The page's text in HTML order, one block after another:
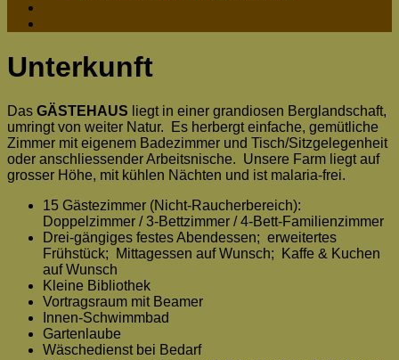
Unterkunft
Das GÄSTEHAUS liegt in einer grandiosen Berglandschaft,
umringt von weiter Natur. Es herbergt einfache, gemütliche
Zimmer mit eigenem Badezimmer und Tisch/Sitzgelegenheit
oder anschliessender Arbeitsnische. Unsere Farm liegt auf
grosser Höhe, mit kühlen Nächten und ist malaria-frei.
15 Gästezimmer (Nicht-Raucherbereich):
Doppelzimmer / 3-Bettzimmer / 4-Bett-Familienzimmer
Drei-gängiges festes Abendessen; erweitertes
Frühstück; Mittagessen auf Wunsch; Kaffe & Kuchen
auf Wunsch
Kleine Bibliothek
Vortragsraum mit Beamer
Innen-Schwimmbad
Gartenlaube
Wäschedienst bei Bedarf